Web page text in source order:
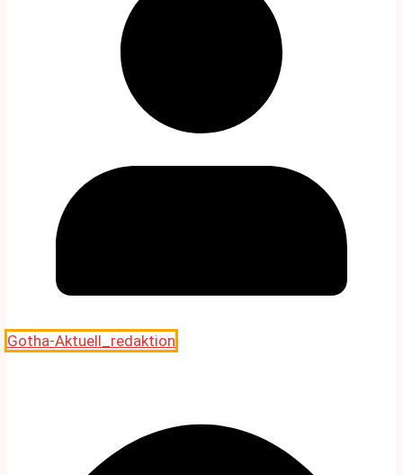
Gotha-Aktuell_redaktion